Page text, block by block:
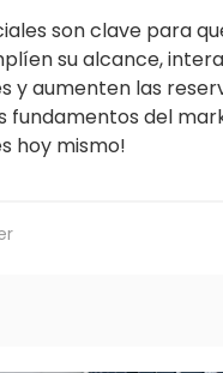
son clave para
su alcance,
y aumenten las
fundamentos del
hoy mismo!